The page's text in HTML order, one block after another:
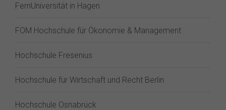
FernUniversität in Hagen
FOM Hochschule für Ökonomie & Management
Hochschule Fresenius
Hochschule für Wirtschaft und Recht Berlin
Hochschule Osnabrück